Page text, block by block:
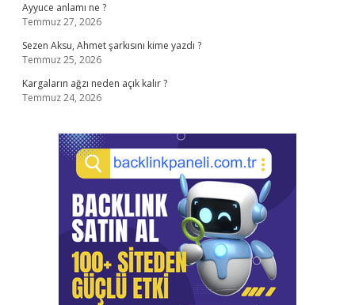
Ayyuce anlamı ne ?
Temmuz 27, 2026
Sezen Aksu, Ahmet şarkısını kime yazdı ?
Temmuz 25, 2026
Kargaların ağzı neden açık kalır ?
Temmuz 24, 2026